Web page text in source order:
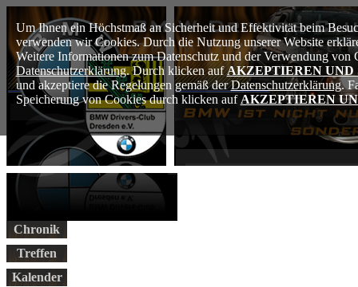
Um Ihnen ein Höchstmaß an Sicherheit und Effektivität beim
verwenden wir Cookies. Durch die Nutzung unserer Website
Weitere Informationen zum Datenschutz und der Verwendung von
Datenschutzerklärung. Durch klicken aufAKZEPTIEREN UND
und akzeptiere die Regelungen gemäß derDatenschutzerklärung.
Speicherung von Cookies durch klicken auf AKZEPTIEREN
Chronik
Treffen
Kalender